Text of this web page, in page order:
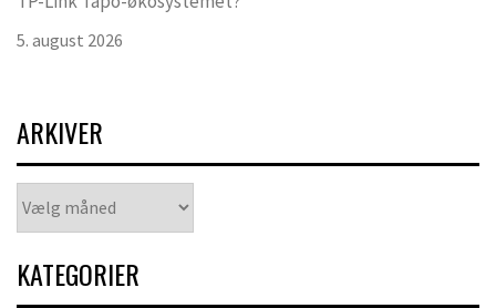
5. august 2026
ARKIVER
KATEGORIER